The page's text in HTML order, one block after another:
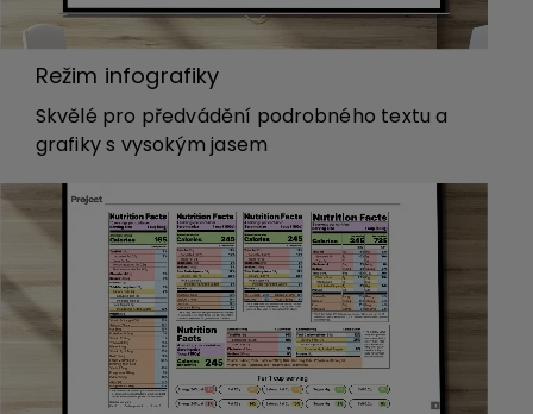
Režim infografiky
Skvělé pro předvádění podrobného textu a
grafiky s vysokým jasem